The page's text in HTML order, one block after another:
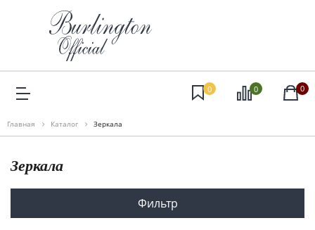
0 0 0
Главная Каталог Зеркала
Зеркала
Фильтр